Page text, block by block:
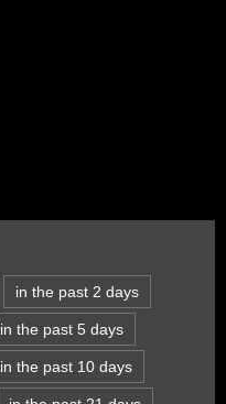
in the past 2 days
in the past 5 days
in the past 10 days